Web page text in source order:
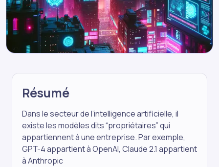
Résumé
Dans le secteur de l’intelligence artificielle, il
existe les modèles dits “propriétaires” qui
appartiennent à une entreprise. Par exemple,
GPT-4 appartient à OpenAI, Claude 2.1 appartient
à Anthropic